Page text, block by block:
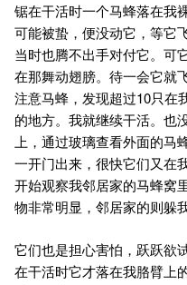
锯在干活时一个马蜂落在我
可能被蛰，便没动它，等它
当时也腾不出手对付它。可
在那舞动翅膀。待一会它就
注意马蜂，发现超过10只在
的地方。我就继续干活。也
上，通过玻璃查看外面的马
一开门出来，很快它们又在
开始观察我邻居家的马蜂窝
物非常明显，邻居家的则躲
它们也是担心害怕，跃跃欲
在干活时它才落在我胳臂上